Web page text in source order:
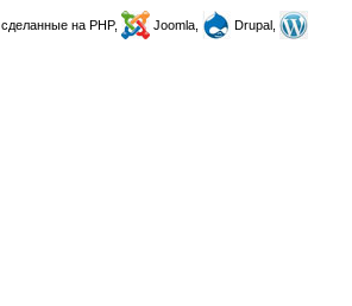
, сделанные на PHP, Joomla,
Drupal,